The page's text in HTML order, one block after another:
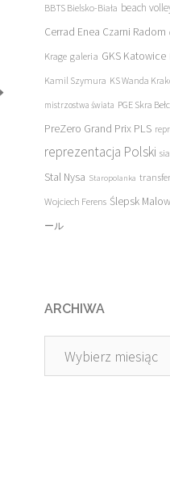
BBTS Bielsko-Biała beach
Cerrad Enea Czarni Radom
Krage galeria GKS Katowice
Kamil Szymura KS Wanda
mistrzostwa świata PGE Skra
PreZero Grand Prix PLS
reprezentacja Polski
Stal Nysa Staropolanka transfer
Wojciech Ferens Ślepsk
ール
ARCHIWA
Archiwa